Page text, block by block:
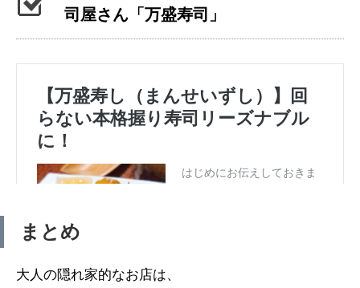
司屋さん「万盛寿司」
まとめ
大人の隠れ家的なお店は、